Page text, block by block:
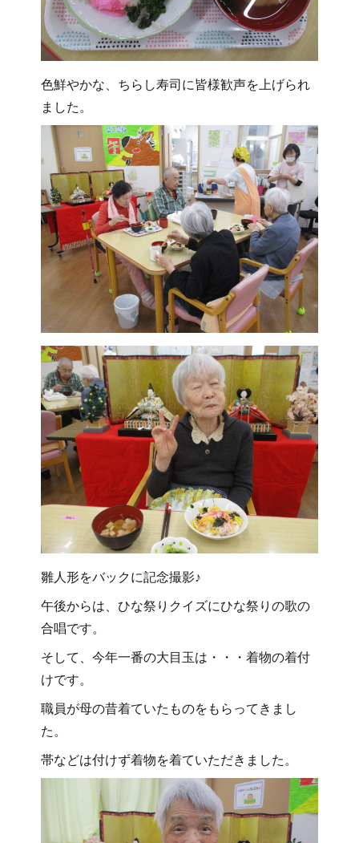
色鮮やかな、ちらし寿司に皆様歓声を上げられ
ました。
雛人形をバックに記念撮影♪
午後からは、ひな祭りクイズにひな祭りの歌の
合唱です。
そして、今年一番の大目玉は・・・着物の着付
けです。
職員が母の昔着ていたものをもらってきまし
た。
帯などは付けず着物を着ていただきました。